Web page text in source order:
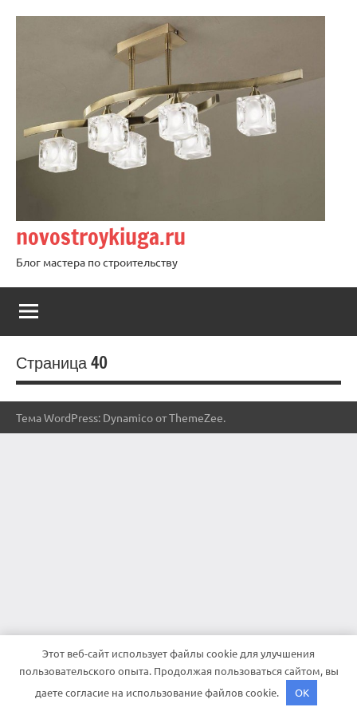
novostroykiuga.ru
Блог мастера по строительству
Страница 40
Тема WordPress: Dynamico от ThemeZee.
Этот веб-сайт использует файлы cookie для улучшения
пользовательского опыта. Продолжая пользоваться сайтом, вы
даете согласие на использование файлов cookie.
OK